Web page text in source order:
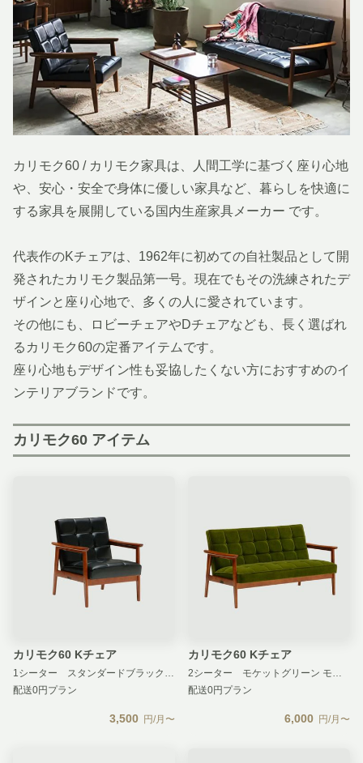
カリモク60 / カリモク家具は、人間工学に基づく座り心地
や、安心・安全で身体に優しい家具など、暮らしを快適に
する家具を展開している国内生産家具メーカー です。
代表作のKチェアは、1962年に初めての自社製品として開
発されたカリモク製品第一号。現在でもその洗練されたデ
ザインと座り心地で、多くの人に愛されています。
その他にも、ロビーチェアやDチェアなども、長く選ばれ
るカリモク60の定番アイテムです。
座り心地もデザイン性も妥協したくない方におすすめのイ
ンテリアブランドです。
カリモク60 アイテム
カリモク60 Kチェア
1シーター スタンダードブラック スタンダードブラック 汚損補償 無し
配送0円プラン
3,500 円/月〜
カリモク60 Kチェア
2シーター モケットグリーン モケットグリーン 汚損補償 無し
配送0円プラン
6,000 円/月〜